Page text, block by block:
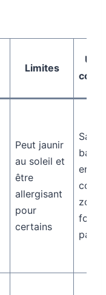
Limites
Peut jaunir
au soleil et
être
allergisant
pour
certains
Salle
bain,
fort